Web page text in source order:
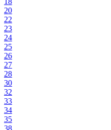
20
22
23
24
25
26
27
28
30
32
33
34
35
38